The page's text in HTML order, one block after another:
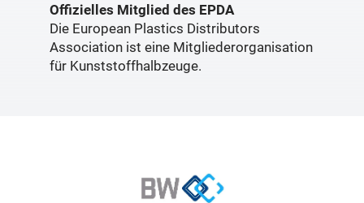
Offizielles Mitglied des EPDA
Die European Plastics Distributors
Association ist eine Mitgliederorganisation
für Kunststoffhalbzeuge.